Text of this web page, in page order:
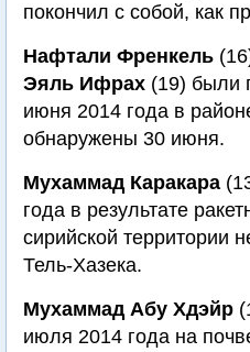
покончил с собой, как
Нафтали Френкель
Эяль Ифрах (19) были
июня 2014 года в
обнаружены 30 июня.
Мухаммад Каракара
года в результате
сирийской территории
Тель-Хазека.
Мухаммад Абу Хдэйр
июля 2014 года на